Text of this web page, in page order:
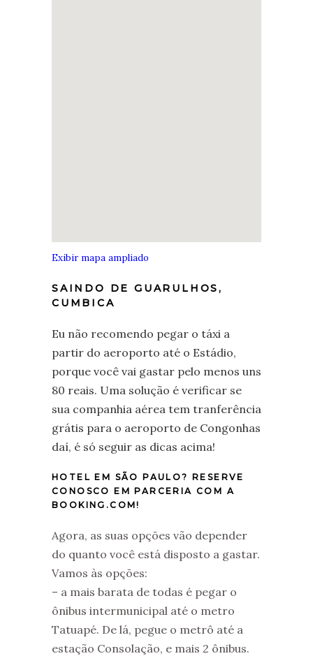
Exibir mapa ampliado
SAINDO DE GUARULHOS,
CUMBICA
Eu não recomendo pegar o táxi a
partir do aeroporto até o Estádio,
porque você vai gastar pelo menos uns
80 reais. Uma solução é verificar se
sua companhia aérea tem tranferência
grátis para o aeroporto de Congonhas
daí, é só seguir as dicas acima!
HOTEL EM SÃO PAULO? RESERVE
CONOSCO EM PARCERIA COM A
BOOKING.COM!
Agora, as suas opções vão depender
do quanto você está disposto a gastar.
Vamos às opções:
– a mais barata de todas é pegar o
ônibus intermunicipal até o metro
Tatuapé. De lá, pegue o metrô até a
estação Consolação, e mais 2 ônibus.